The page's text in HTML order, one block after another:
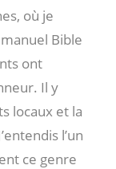
où je
Bible
ont
Il y
locaux et la
l’un
ce genre